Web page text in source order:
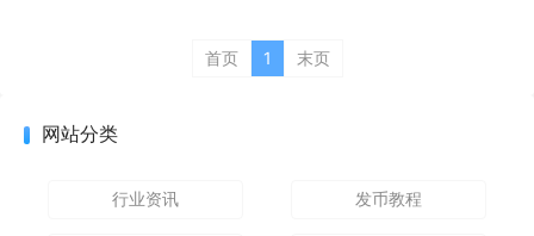
首页 1 末页
网站分类
行业资讯 发币教程